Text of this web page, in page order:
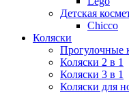
Детская
Chicco
Коляски
Прогулочные
Коляски 2 в 1
Коляски 3 в 1
Коляски для